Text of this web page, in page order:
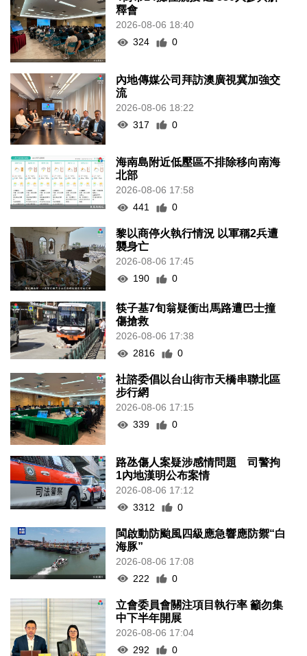
釋會
2026-08-06 18:40
324
0
內地傳媒公司拜訪澳廣視冀加強交
流
2026-08-06 18:22
317
0
海南島附近低壓區不排除移向南海
北部
2026-08-06 17:58
441
0
黎以商停火執行情況 以軍稱2兵遭
襲身亡
2026-08-06 17:45
190
0
筷子基7旬翁疑衝出馬路遭巴士撞
傷搶救
2026-08-06 17:38
2816
0
社諮委倡以台山街市天橋串聯北區
步行網
2026-08-06 17:15
339
0
路氹傷人案疑涉感情問題 司警拘
1內地漢明公布案情
2026-08-06 17:12
3312
0
閩啟動防颱風四級應急響應防禦“白
海豚”
2026-08-06 17:08
222
0
立會委員會關注項目執行率 籲勿集
中下半年開展
2026-08-06 17:04
292
0